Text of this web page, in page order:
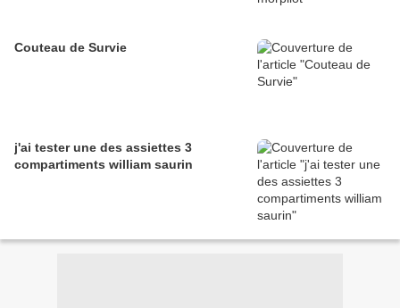
Couteau de Survie
j'ai tester une des assiettes 3
compartiments william saurin